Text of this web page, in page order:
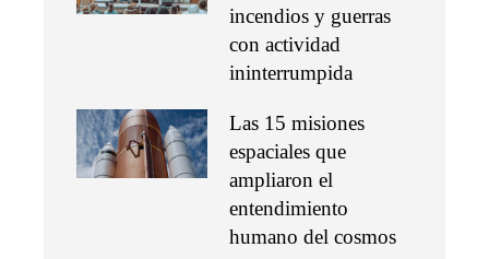
incendios y guerras
con actividad
ininterrumpida
Las 15 misiones
espaciales que
ampliaron el
entendimiento
humano del cosmos